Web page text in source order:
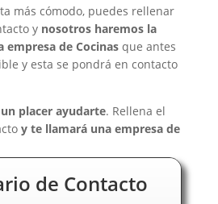
más cómodo, puedes rellenar
y nosotros haremos la
empresa de Cocinas que antes
y esta se pondrá en contacto
placer ayudarte. Rellena el
y te llamará una empresa de
de Contacto